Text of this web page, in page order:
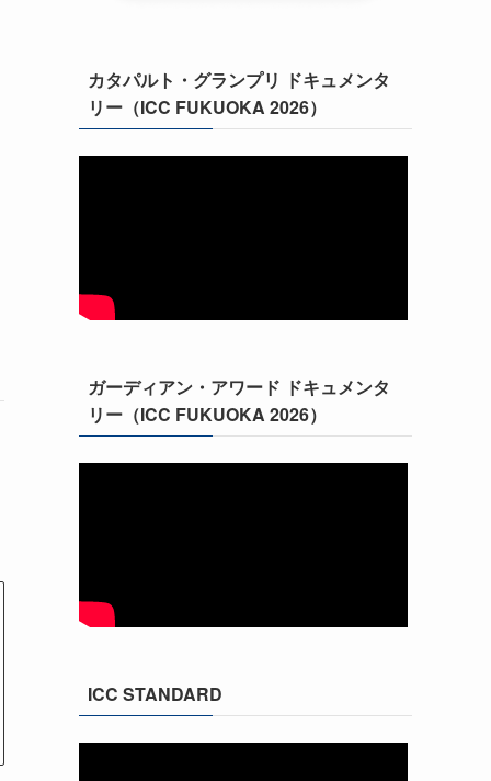
カタパルト・グランプリ ドキュメンタ
リー（ICC FUKUOKA 2026）
ガーディアン・アワード ドキュメンタ
リー（ICC FUKUOKA 2026）
ICC STANDARD